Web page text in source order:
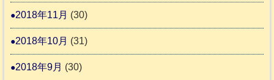
2018年11月 (30)
2018年10月 (31)
2018年9月 (30)